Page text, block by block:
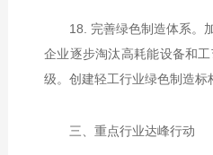
18. 完善绿色制造体系。
企业逐步淘汰高耗能设备和
级。创建轻工行业绿色制造
三、重点行业达峰行动